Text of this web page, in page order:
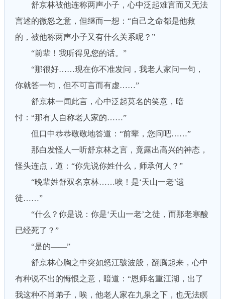
舒京林被他连称两声小子，心中泛起难言而又无法
言述的微怒之意，但继而一想：“自己之命都是他救
的，被他称两声小子又有什么关系呢？”
“前辈！我听得见您的话。”
“那很好……现在你不准发问，我老人家问一句，
你就答一句，但不可言而有虚……”
舒京林一闻此言，心中泛起莫名的笑意，暗
忖：“那有人自称老人家的……”
但口中恭恭敬敬地答道：“前辈，您问吧……”
那白发怪人一听舒京林之言，竟露出高兴的神态，
怪头连点，道：“你先说你姓什么，师承何人？”
“晚辈姓舒双名京林……唉！是‘天山一老’遗
徒……”
“什么？你是说：你是‘天山一老’之徒，而那老寒酸
已经死了？”
“是的——”
舒京林心胸之中突如怒江骇波般，翻腾起来，心中
有种说不出的悔恨之意，暗道：“恩师名重江湖，出了
我这种不肖弟子，唉，他老人家在九泉之下，也无法瞑